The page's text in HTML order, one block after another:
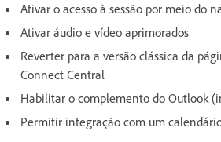
Ativar o acesso à sessão por meio do
Ativar áudio e vídeo aprimorados
Reverter para a versão clássica da
Connect Central
Habilitar o complemento do Outlook
Permitir integração com um